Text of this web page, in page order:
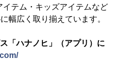
テム・キッズアイテムなど
幅広く取り揃えています。
「ハナノヒ」（アプリ）に